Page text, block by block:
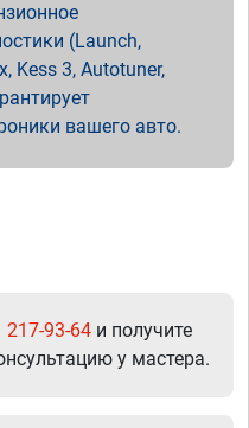
(Launch,
Kess 3, Autotuner,
вашего авто.
217-93-64 и получите
у мастера.